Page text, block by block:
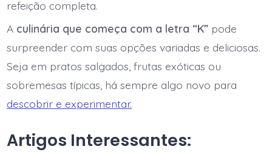
refeição completa.
A culinária que começa com a letra “K”pode
surpreender com suas opções variadas e deliciosas.
Seja em pratos salgados, frutas exóticas ou
sobremesas típicas, há sempre algo novo para
descobrir e experimentar.
Artigos Interessantes: